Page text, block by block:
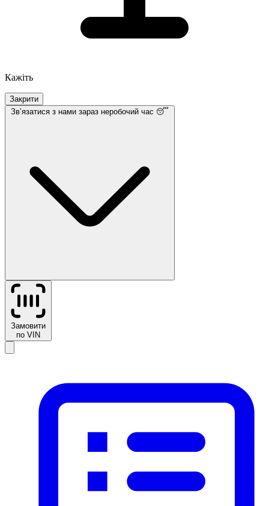
Кажіть
Закрити
Звʼязатися з нами зараз неробочий час 😴
Замовити
по VIN